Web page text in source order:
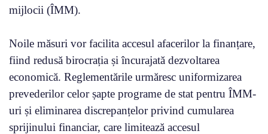
mijlocii (ÎMM).
Noile măsuri vor facilita accesul afacerilor la finanțare,
fiind redusă birocrația și încurajată dezvoltarea
economică. Reglementările urmăresc uniformizarea
prevederilor celor șapte programe de stat pentru ÎMM-
uri și eliminarea discrepanțelor privind cumularea
sprijinului financiar, care limitează accesul